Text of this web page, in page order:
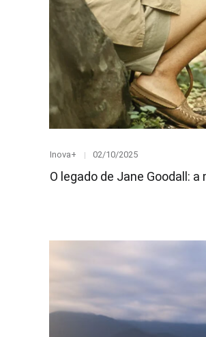
Category
Inova+
Posted
02/10/2025
O legado de Jane Goodall: